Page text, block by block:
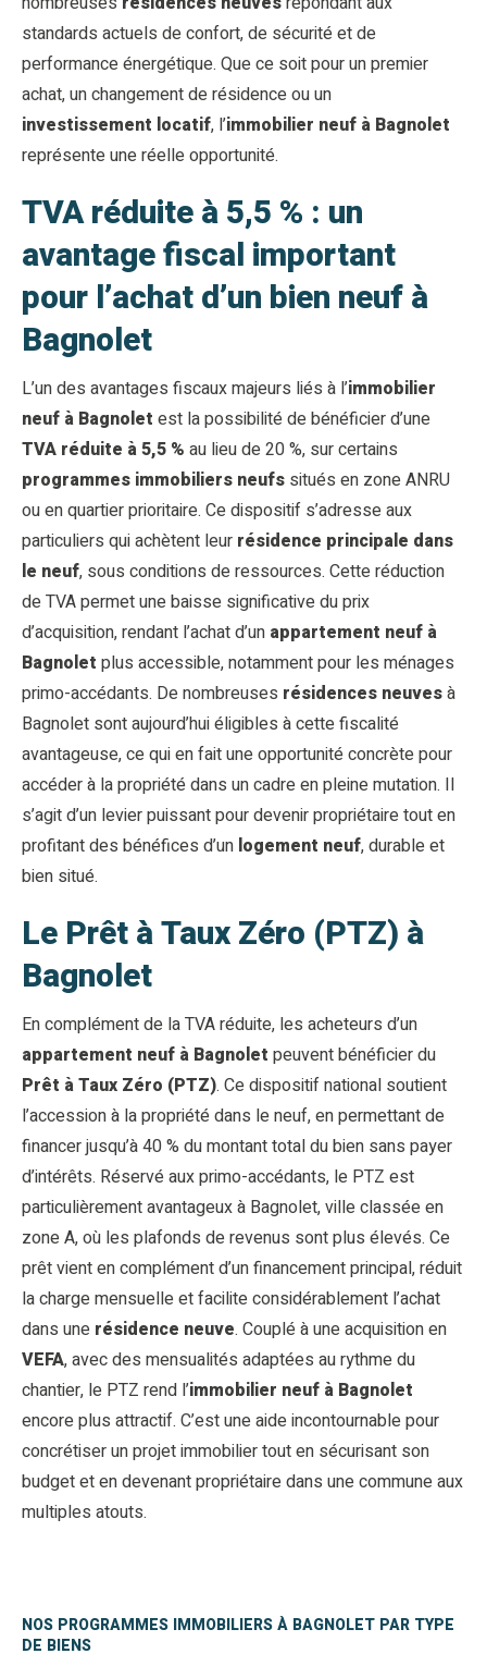
standards actuels de confort, de sécurité et de
performance énergétique. Que ce soit pour un premier
achat, un changement de résidence ou un
investissement locatif, l’immobilier neuf à Bagnolet
représente une réelle opportunité.
TVA réduite à 5,5 % : un
avantage fiscal important
pour l’achat d’un bien neuf à
Bagnolet
L’un des avantages fiscaux majeurs liés à l’immobilier
neuf à Bagnolet est la possibilité de bénéficier d’une
TVA réduite à 5,5 % au lieu de 20 %, sur certains
programmes immobiliers neufs situés en zone ANRU
ou en quartier prioritaire. Ce dispositif s’adresse aux
particuliers qui achètent leur résidence principale dans
le neuf, sous conditions de ressources. Cette réduction
de TVA permet une baisse significative du prix
d’acquisition, rendant l’achat d’un appartement neuf à
Bagnolet plus accessible, notamment pour les ménages
primo-accédants. De nombreuses résidences neuvesà
Bagnolet sont aujourd’hui éligibles à cette fiscalité
avantageuse, ce qui en fait une opportunité concrète pour
accéder à la propriété dans un cadre en pleine mutation. Il
s’agit d’un levier puissant pour devenir propriétaire tout en
profitant des bénéfices d’un logement neuf, durable et
bien situé.
Le Prêt à Taux Zéro (PTZ) à
Bagnolet
En complément de la TVA réduite, les acheteurs d’un
appartement neuf à Bagnolet peuvent bénéficier du
Prêt à Taux Zéro (PTZ). Ce dispositif national soutient
l’accession à la propriété dans le neuf, en permettant de
financer jusqu’à 40 % du montant total du bien sans payer
d’intérêts. Réservé aux primo-accédants, le PTZ est
particulièrement avantageux à Bagnolet, ville classée en
zone A, où les plafonds de revenus sont plus élevés. Ce
prêt vient en complément d’un financement principal, réduit
la charge mensuelle et facilite considérablement l’achat
dans une résidence neuve. Couplé à une acquisition en
VEFA, avec des mensualités adaptées au rythme du
chantier, le PTZ rend l’immobilier neuf à Bagnolet
encore plus attractif. C’est une aide incontournable pour
concrétiser un projet immobilier tout en sécurisant son
budget et en devenant propriétaire dans une commune aux
multiples atouts.
NOS PROGRAMMES IMMOBILIERS À BAGNOLET PAR TYPE
DE BIENS